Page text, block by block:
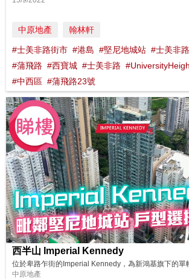
中原地產 翰林軒
#士美非路街市 #港島 #堅尼地城站 #士美非
#蒲飛路 #西寶城 #士美非路
#中西區 #蒲飛路23號
西半山 Imperial Kennedy
中原地產